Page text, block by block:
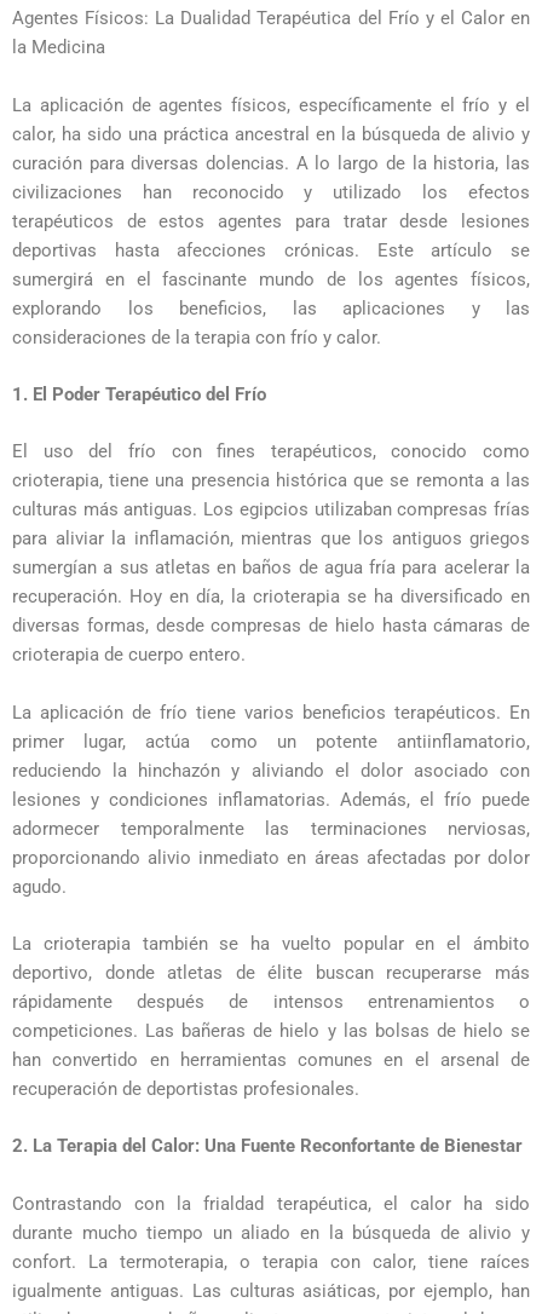
Agentes Físicos: La Dualidad Terapéutica del Frío y el Calor en
la Medicina
La aplicación de agentes físicos, específicamente el frío y el
calor, ha sido una práctica ancestral en la búsqueda de alivio y
curación para diversas dolencias. A lo largo de la historia, las
civilizaciones han reconocido y utilizado los efectos
terapéuticos de estos agentes para tratar desde lesiones
deportivas hasta afecciones crónicas. Este artículo se
sumergirá en el fascinante mundo de los agentes físicos,
explorando los beneficios, las aplicaciones y las
consideraciones de la terapia con frío y calor.
1. El Poder Terapéutico del Frío
El uso del frío con fines terapéuticos, conocido como
crioterapia, tiene una presencia histórica que se remonta a las
culturas más antiguas. Los egipcios utilizaban compresas frías
para aliviar la inflamación, mientras que los antiguos griegos
sumergían a sus atletas en baños de agua fría para acelerar la
recuperación. Hoy en día, la crioterapia se ha diversificado en
diversas formas, desde compresas de hielo hasta cámaras de
crioterapia de cuerpo entero.
La aplicación de frío tiene varios beneficios terapéuticos. En
primer lugar, actúa como un potente antiinflamatorio,
reduciendo la hinchazón y aliviando el dolor asociado con
lesiones y condiciones inflamatorias. Además, el frío puede
adormecer temporalmente las terminaciones nerviosas,
proporcionando alivio inmediato en áreas afectadas por dolor
agudo.
La crioterapia también se ha vuelto popular en el ámbito
deportivo, donde atletas de élite buscan recuperarse más
rápidamente después de intensos entrenamientos o
competiciones. Las bañeras de hielo y las bolsas de hielo se
han convertido en herramientas comunes en el arsenal de
recuperación de deportistas profesionales.
2. La Terapia del Calor: Una Fuente Reconfortante de Bienestar
Contrastando con la frialdad terapéutica, el calor ha sido
durante mucho tiempo un aliado en la búsqueda de alivio y
confort. La termoterapia, o terapia con calor, tiene raíces
igualmente antiguas. Las culturas asiáticas, por ejemplo, han